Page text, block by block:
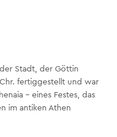
Stadt, der Göttin
fertiggestellt und war
- eines Festes, das
im antiken Athen